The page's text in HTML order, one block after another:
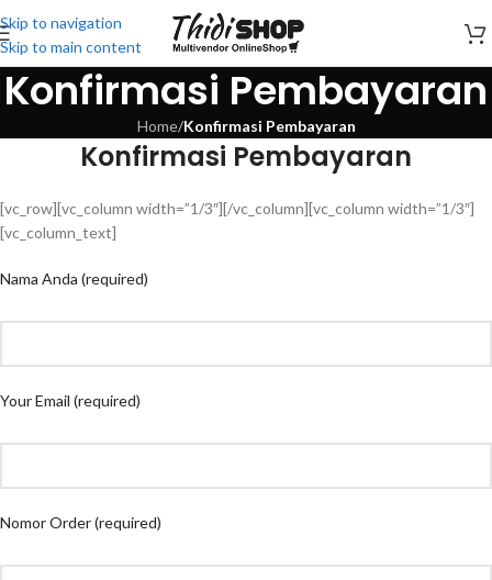
Skip to navigation
Skip to main content
Konfirmasi Pembayaran
Home/Konfirmasi Pembayaran
Konfirmasi Pembayaran
[vc_row][vc_column width=”1/3″][/vc_column][vc_column width=”1/3″]
[vc_column_text]
Nama Anda (required)
Your Email (required)
Nomor Order (required)